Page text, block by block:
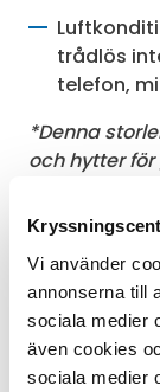
Vi använder
annonserna till
sociala medier
även cookies
sociala medier
trådlös
telefon,
*Denna
och hytter
OBS! Bilden
storlek,
från bilden –
Tillgängliga